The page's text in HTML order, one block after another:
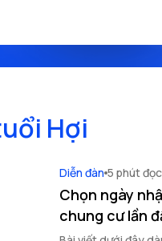
Hợi
Diễn đàn 5 phút đọc
Chọn ngày
chung cư lần